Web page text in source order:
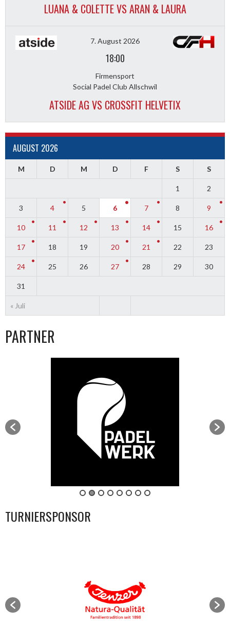
LUANA & COLETTE VS ARAN & LAURA
7. August 2026
18:00
Firmensport
Social Padel Club Allschwil
ATSIDE AG VS CROSSFIT HELVETIX
AUGUST 2026
M D M D F S S
« Juli
1 2
3 4 5 6 7 8 9
10 11 12 13 14 15 16
17 18 19 20 21 22 23
24 25 26 27 28 29 30
31
PARTNER
TURNIERSPONSOR